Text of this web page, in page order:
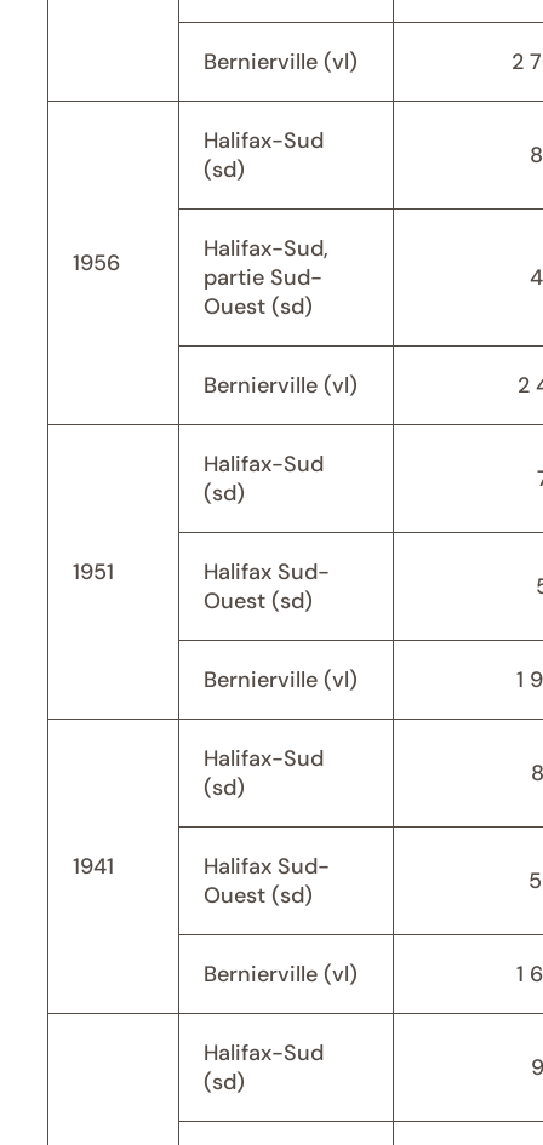
Bernierville (vl) 2
1956
Halifax-Sud
(sd)
Halifax-Sud,
partie Sud-
Ouest (sd)
Bernierville (vl) 2
1951
Halifax-Sud
(sd)
Halifax Sud-
Ouest (sd)
Bernierville (vl) 1
1941
Halifax-Sud
(sd)
Halifax Sud-
Ouest (sd)
Bernierville (vl) 1
Halifax-Sud
(sd)